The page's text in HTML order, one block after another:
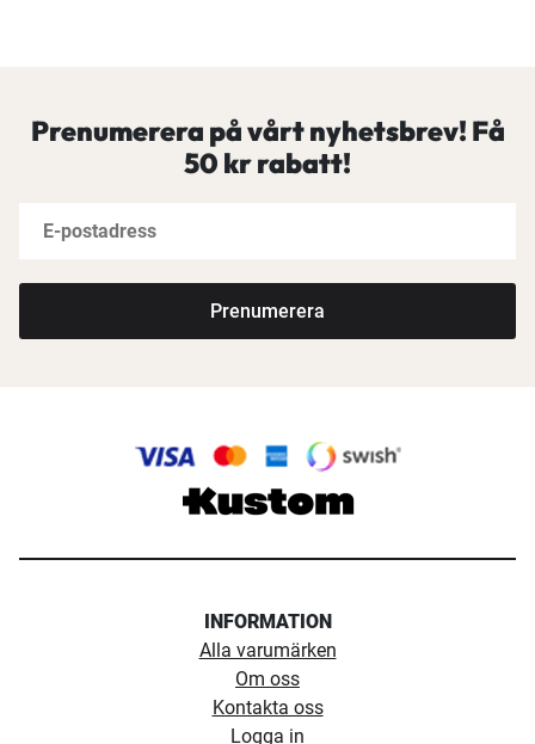
Prenumerera på vårt nyhetsbrev! Få
50 kr rabatt!
Prenumerera
INFORMATION
Alla varumärken
Om oss
Kontakta oss
Logga in